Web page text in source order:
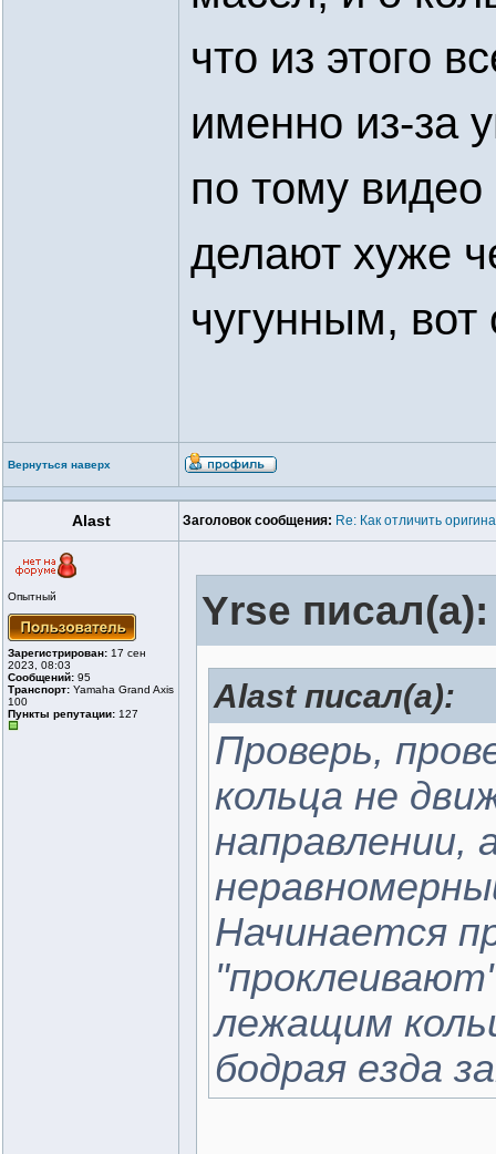
что из этого
именно из-за
по тому
делают хуже
чугунным, вот
Вернуться наверх
Alast Заголовок сообщения: Re: Как отличить
Опытный
Зарегистрирован: 17 сен
2023, 08:03
Сообщений: 95
Транспорт: Yamaha Grand Axis
100
Пункты репутации: 127
Yrse писал(а):
Alast писал(а):
Проверь,
кольца не
Начинается
лежащим
бодрая езда